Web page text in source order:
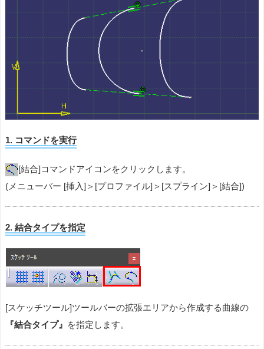
1. コマンドを実行
[結合]コマンドアイコンをクリックします。
(メニューバー [挿入]＞[プロファイル]＞[スプライン]＞[結合])
2. 結合タイプを指定
[スケッチツール]ツールバーの拡張エリアから作成する曲線の
『結合タイプ』 を指定します。